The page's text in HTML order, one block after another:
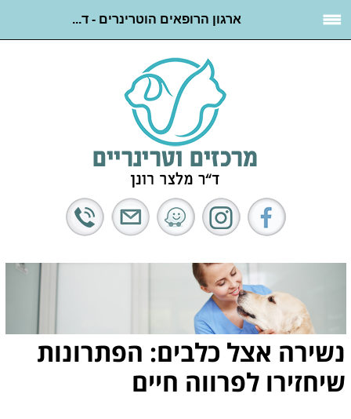
ארגון הרופאים הוטרינרים - ד...
נשירה אצל כלבים: הפתרונות
שיחזירו לפרווה חיים